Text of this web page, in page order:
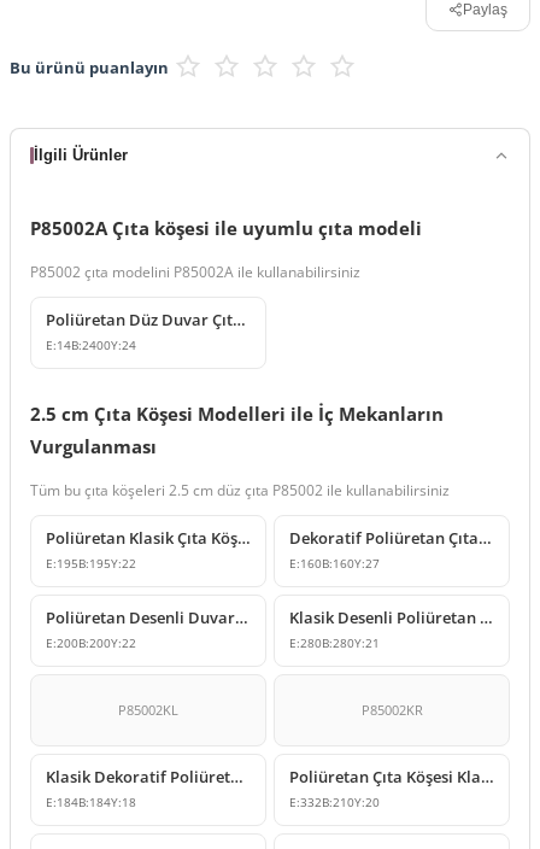
Paylaş
Bu ürünü puanlayın
İlgili Ürünler
P85002A Çıta köşesi ile uyumlu çıta modeli
P85002 çıta modelini P85002A ile kullanabilirsiniz
Poliüretan Düz Duvar Çıtası ve Dekoratif Kenar Profili
E:14B:2400Y:24
2.5 cm Çıta Köşesi Modelleri ile İç Mekanların
Vurgulanması
Tüm bu çıta köşeleri 2.5 cm düz çıta P85002 ile kullanabilirsiniz
Poliüretan Klasik Çıta Köşe Modeli
E:195B:195Y:22
Dekoratif Poliüretan Çıta Köşesi Modelleri
E:160B:160Y:27
Poliüretan Desenli Duvar Çıtası Köşe Modeli
E:200B:200Y:22
Klasik Desenli Poliüretan Çıta Köşesi Modelleri
E:280B:280Y:21
P85002KL P85002KR
Klasik Dekoratif Poliüretan Çıta Köşesi Tasarımları
E:184B:184Y:18
Poliüretan Çıta Köşesi Klasik Yaprak Motifli Model
E:332B:210Y:20